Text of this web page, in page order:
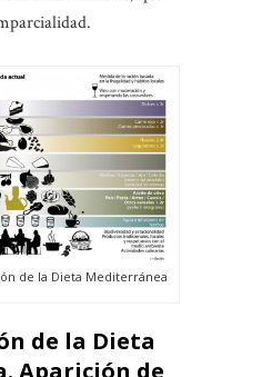
de la Dieta Mediterránea
de la Dieta